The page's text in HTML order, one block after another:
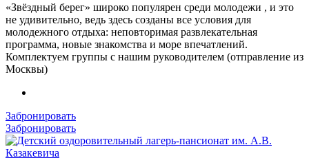
«Звёздный берег» широко популярен среди молодежи , и это
не удивительно, ведь здесь созданы все условия для
молодежного отдыха: неповторимая развлекательная
программа, новые знакомства и море впечатлений.
Комплектуем группы с нашим руководителем (отправление из
Москвы)
Забронировать
Забронировать